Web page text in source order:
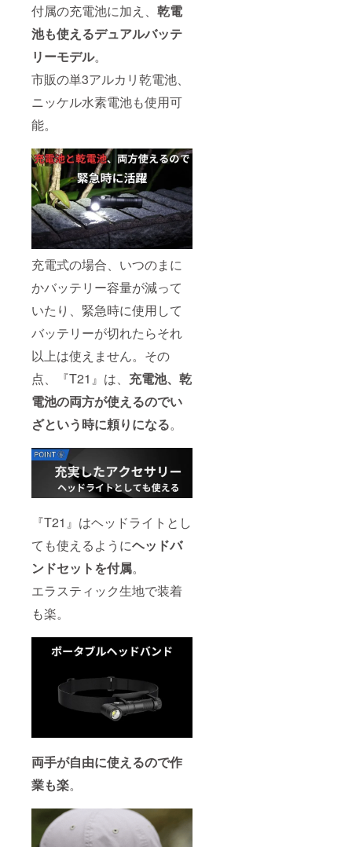
付属の充電池に加え、 乾電
池も使えるデュアルバッテ
リーモデル。
市販の単3アルカリ乾電池、
ニッケル水素電池も使用可
能。
充電式の場合、いつのまに
かバッテリー容量が減って
いたり、緊急時に使用して
バッテリーが切れたらそれ
以上は使えません。その
点、『T21』は、 充電池、乾
電池の両方が使えるのでい
ざという時に頼りになる。
『T21』はヘッドライトとし
ても使えるようにヘッドバ
ンドセットを付属。
エラスティック生地で装着
も楽。
両手が自由に使えるので作
業も楽。